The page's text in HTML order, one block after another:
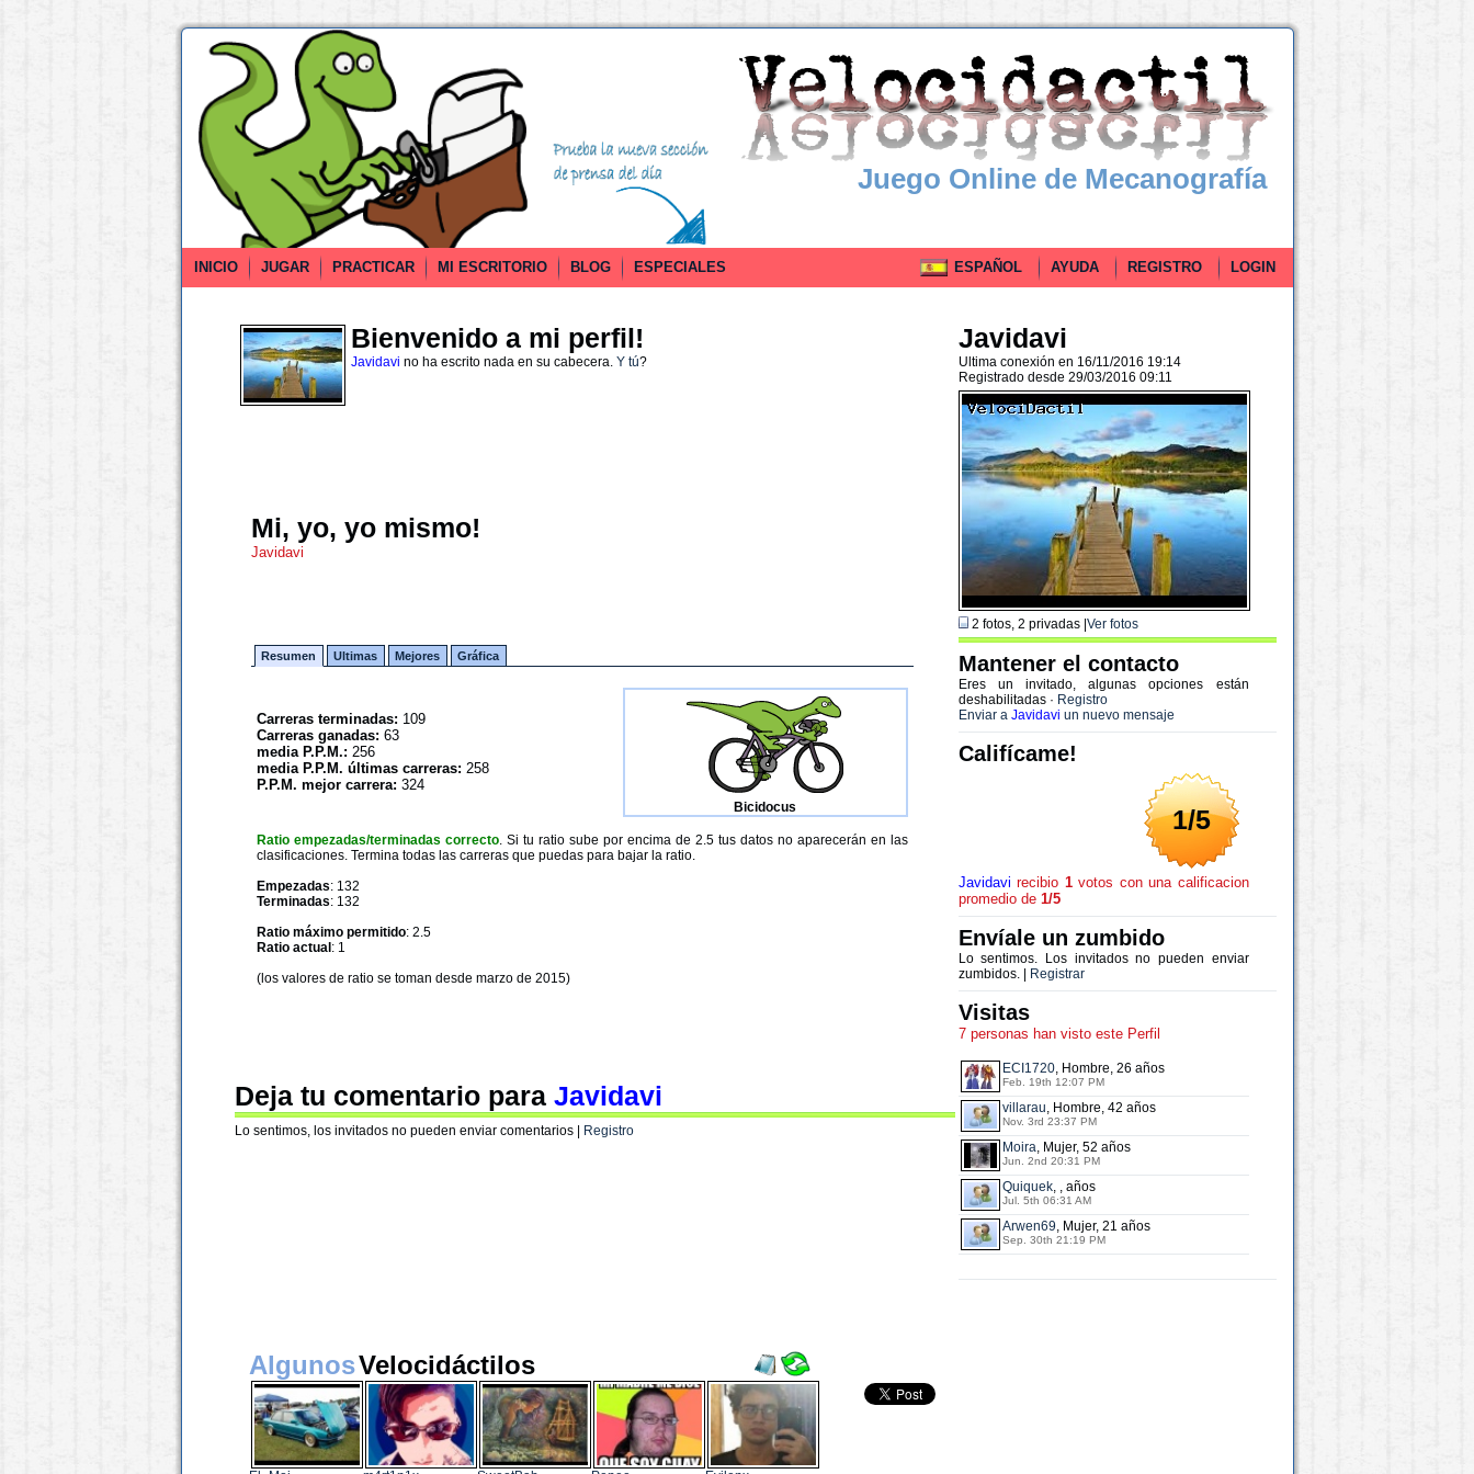
Juego Online de Mecanografía
INICIO JUGAR PRACTICAR MI ESCRITORIO BLOG ESPECIALES ESPAÑOL AYUDA REGISTRO LOGIN
Bienvenido a mi perfil!
Javidavi no ha escrito nada en su cabecera. Y tú?
Mi, yo, yo mismo!
Javidavi
Resumen Ultimas Mejores Gráfica
Carreras terminadas: 109
Carreras ganadas: 63
media P.P.M.: 256
media P.P.M. últimas carreras: 258
P.P.M. mejor carrera: 324
Bicidocus
Ratio empezadas/terminadas correcto. Si tu ratio sube por encima de 2.5 tus datos no aparecerán en las
clasificaciones. Termina todas las carreras que puedas para bajar la ratio.
Empezadas: 132
Terminadas: 132
Ratio máximo permitido: 2.5
Ratio actual : 1
(los valores de ratio se toman desde marzo de 2015)
Deja tu comentario para Javidavi
Lo sentimos, los invitados no pueden enviar comentarios | Registro
Javidavi
Ultima conexión en 16/11/2016 19:14
Registrado desde 29/03/2016 09:11
2 fotos, 2 privadas | Ver fotos
Mantener el contacto
Eres un invitado, algunas opciones están
deshabilitadas · Registro
Enviar a Javidavi un nuevo mensaje
Califícame!
1/5
Javidavi recibio 1votos con una calificacion
promedio de 1/5
Envíale un zumbido
Lo sentimos. Los invitados no pueden enviar
zumbidos. |
Registrar
Visitas
7 personas han visto este Perfil
ECI1720, Hombre, 26 años
Feb. 19th 12:07 PM
villarau, Hombre, 42 años
Nov. 3rd 23:37 PM
Moira, Mujer, 52 años
Jun. 2nd 20:31 PM
Quiquek, , años
Jul. 5th 06:31 AM
Arwen69, Mujer, 21 años
Sep. 30th 21:19 PM
AlgunosVelocidáctilos